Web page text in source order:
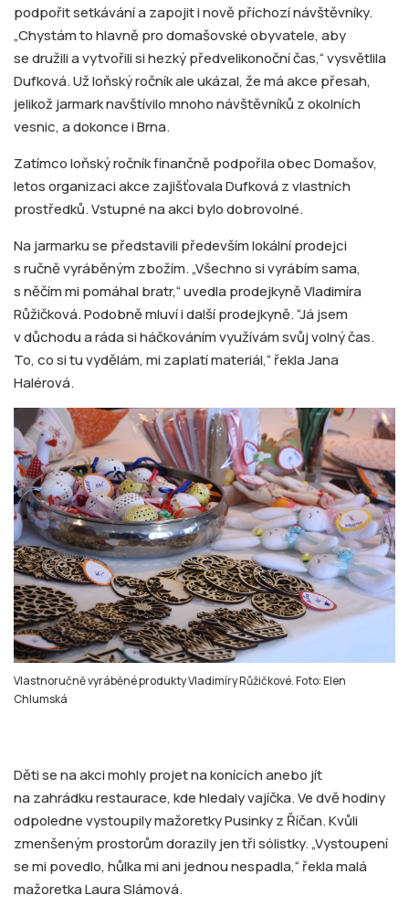
podpořit setkávání a zapojit i nově příchozí návštěvníky.
„Chystám to hlavně pro domašovské obyvatele, aby
se družili a vytvořili si hezký předvelikonoční čas,“ vysvětlila
Dufková. Už loňský ročník ale ukázal, že má akce přesah,
jelikož jarmark navštívilo mnoho návštěvníků z okolních
vesnic, a dokonce i Brna.
Zatímco loňský ročník finančně podpořila obec Domašov,
letos organizaci akce zajišťovala Dufková z vlastních
prostředků. Vstupné na akci bylo dobrovolné.
Na jarmarku se představili především lokální prodejci
s ručně vyráběným zbožím. „Všechno si vyrábím sama,
s něčím mi pomáhal bratr,“ uvedla prodejkyně Vladimíra
Růžičková. Podobně mluví i další prodejkyně. “Já jsem
v důchodu a ráda si háčkováním využívám svůj volný čas.
To, co si tu vydělám, mi zaplatí materiál,“ řekla Jana
Halérová.
Vlastnoručně vyráběné produkty Vladimíry Růžičkové. Foto: Elen
Chlumská
Děti se na akci mohly projet na konících anebo jít
na zahrádku restaurace, kde hledaly vajíčka. Ve dvě hodiny
odpoledne vystoupily mažoretky Pusinky z Říčan. Kvůli
zmenšeným prostorům dorazily jen tři sólistky. „Vystoupení
se mi povedlo, hůlka mi ani jednou nespadla,“ řekla malá
mažoretka Laura Slámová.